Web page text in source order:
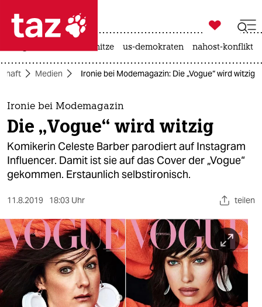
 taz zahl ich
taz zahl ich
themen
politik
öko
gesellschaft
sport
berlin
nord

taz zahl ich
hitze us-demokraten nahost-konflikt
Medien Ironie bei Modemagazin: Die „Vogue“ wird witzig
Ironie bei Modemagazin
Die „Vogue“ wird witzig
Komikerin Celeste Barber parodiert auf Instagram
Influencer. Damit ist sie auf das Cover der „Vogue“
gekommen. Erstaunlich selbstironisch.
11.8.2019 18:03 Uhr teilen